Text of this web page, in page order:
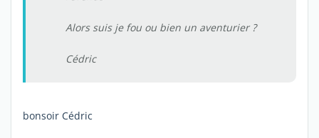
Alors suis je fou ou bien un aventurier ?
Cédric
bonsoir Cédric